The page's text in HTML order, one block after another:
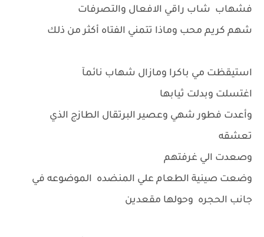
فشهاب شاب راقي الافعال والتصرفات
شهم كريم محب وماذا تتمني الفتاه أكثر من ذلك
استيقظت مي باكرا ومازال شهاب نائمآ
اغتسلت وبدلت ثيابها
وأعدت فطور شهي وعصير البرتقال الطازج الذي
تعشقه
وصعدت الي غرفتهم
وضعت صينية الطعام علي المنضده الموضوعه في
جانب الحجره وحولها مقعدين